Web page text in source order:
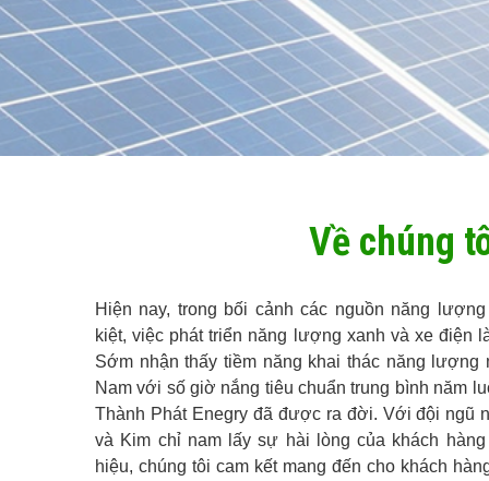
Về chúng
Hiện nay, trong bối cảnh các nguồn năng
kiệt, việc phát triển năng lượng xanh và xe điện
Sớm nhận thấy tiềm năng khai thác năng
Nam với số giờ nắng tiêu chuẩn trung bình năm
Thành Phát Enegry đã được ra đời. Với đội ngũ
và Kim chỉ nam lấy sự hài lòng của khách
hiệu, chúng tôi cam kết mang đến cho khách